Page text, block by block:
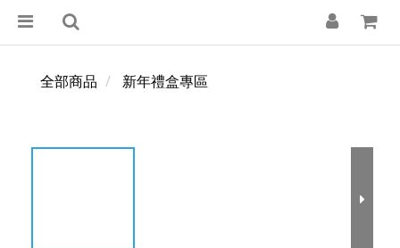
全部商品 新年禮盒專區